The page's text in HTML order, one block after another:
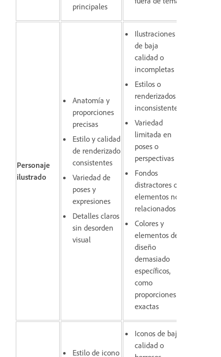
principales
Personaje
ilustrado
Anatomía y
proporciones
precisas
Estilo y calidad
de renderizado
consistentes
Variedad de
poses y
expresiones
Detalles claros
sin desorden
visual
Ilustraciones
de baja
calidad o
incompletas
Estilos o
renderizados
inconsistentes
Variedad
limitada en
poses o
perspectivas
Fondos
distractores o
elementos no
relacionados
Colores y
elementos de
diseño
demasiado
específicos,
como
proporciones
exactas
Estilo de icono
Iconos de baja
calidad o